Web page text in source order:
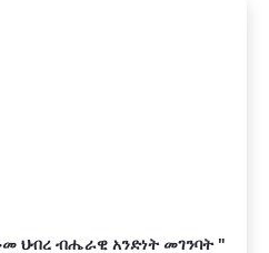
ህብረ ብሔራዊ አንድነት መገንባት "